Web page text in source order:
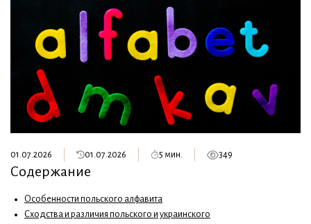
01.07.2026 01.07.2026 5 мин. 349
Содержание
Особенности польского алфавита
Сходства и различия польского и украинского